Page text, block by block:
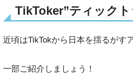
TikToker”ティック
近頃はTikTokから日本を揺るがす
一部ご紹介しましょう！